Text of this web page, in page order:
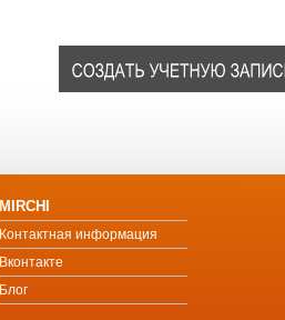
MIRCHI
Контактная информация
Вконтакте
Блог